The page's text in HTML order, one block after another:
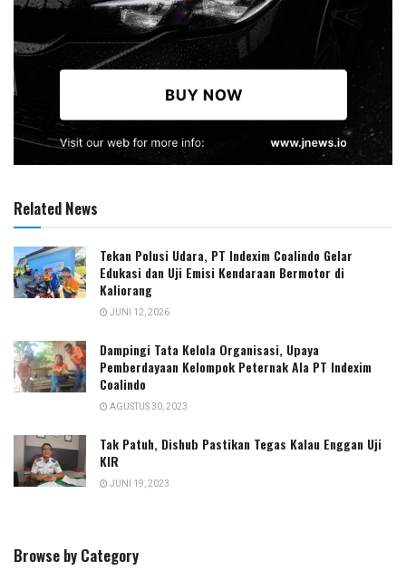
Related News
Tekan Polusi Udara, PT Indexim Coalindo Gelar
Edukasi dan Uji Emisi Kendaraan Bermotor di
Kaliorang
JUNI 12, 2026
Dampingi Tata Kelola Organisasi, Upaya
Pemberdayaan Kelompok Peternak Ala PT Indexim
Coalindo
AGUSTUS 30, 2023
Tak Patuh, Dishub Pastikan Tegas Kalau Enggan Uji
KIR
JUNI 19, 2023
Browse by Category